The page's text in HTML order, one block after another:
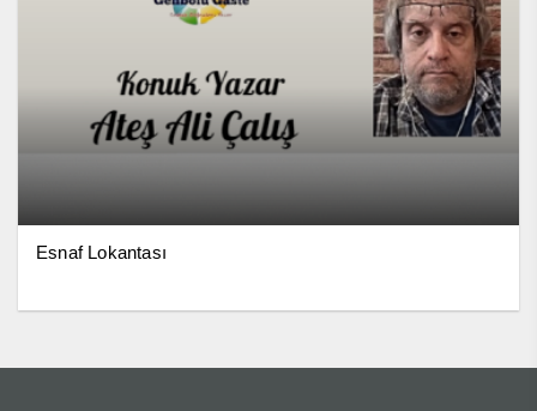
Esnaf Lokantası